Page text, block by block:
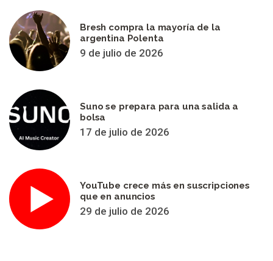
Bresh compra la mayoría de la
argentina Polenta
9 de julio de 2026
Suno se prepara para una salida a
bolsa
17 de julio de 2026
YouTube crece más en suscripciones
que en anuncios
29 de julio de 2026